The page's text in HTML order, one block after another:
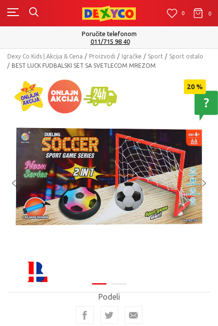
0 0 0
Isporuku možete očekivati u roku od 2 do 4 radna dana!
Pogledaj više
Dexy Co Kids | Akcija & Cena Proizvodi Igračke Sport
Sport ostalo
BEST LUCK FUDBALSKI SET SA SVETLECOM MREZOM
20 %
Podeli